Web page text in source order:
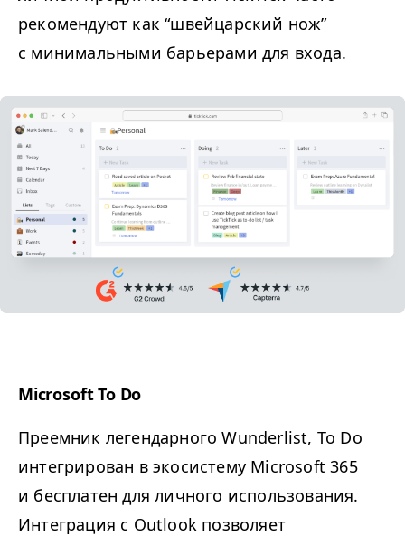
рекомендуют как“швейцарский нож”
с минимальными барьерами для входа.
Microsoft To Do
Преемник легендарного Wunderlist, To Do
интегрирован в экосистему Microsoft 365
и бесплатен для личного использования.
Интеграция с Outlook позволяет